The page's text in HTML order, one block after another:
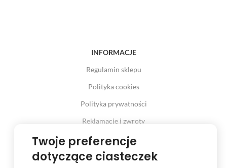
INFORMACJE
Regulamin sklepu
Polityka cookies
Polityka prywatności
Reklamacje i zwroty
Prawo odstąpienia od umowy
Twoje preferencje
dotyczące ciasteczek